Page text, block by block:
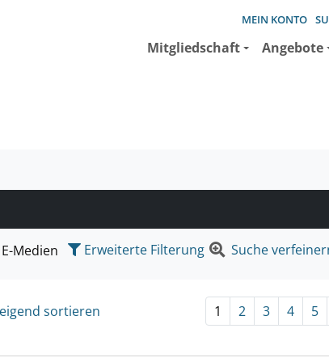
MEIN KONTO
Mitgliedschaft Angebote
suchen wollen.
E-Medien Erweiterte Filterung Suche
sortieren 1 2 3 4 5